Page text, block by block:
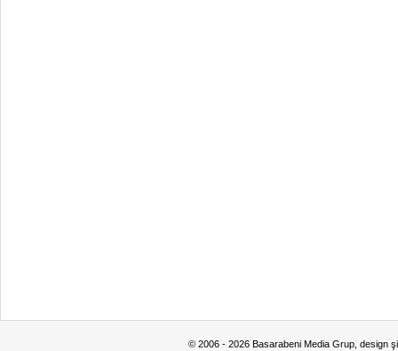
© 2006 - 2026 Basarabeni Media Grup, design